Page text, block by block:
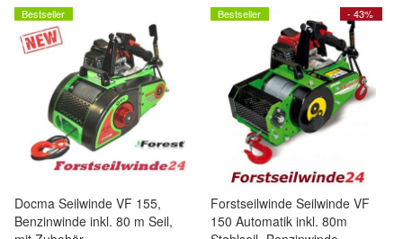
Bestseller
Docma Seilwinde VF 155,
Benzinwinde inkl. 80 m Seil,
- 43%
Bestseller
Forstseilwinde Seilwinde VF
150 Automatik inkl. 80m